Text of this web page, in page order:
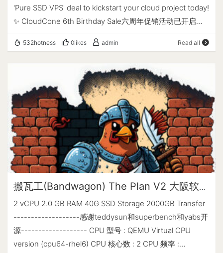
错, 非大陆优化线路, 适合做站源. ExtraVM 成立于2014年的
美国商家, 机房:新加坡/日本/美国/悉尼/英国/法国, 带DDOS
成立于2012年的韩国主机商, SK线路, 最低$19/月. 稳定性不
站(访问YouTube比较慢). 另外, 韩国到国际基本会走日本/香
港. iON Cloud Krypt于2019年成立的子站, 有7个数据中心.
三网优化线路有美国圣何塞/洛杉矶/新加坡, 圣何塞为CN2
GIA, 洛杉矶为CN2 GT, 新加坡为CN2. 价格较贵, 新加坡/圣
何塞最低$35/月 建站对比 如果服务的客户主要是中国大陆
客户, 尽量选距离中国近的数据中心(香港/日本/韩国/新加
坡), 线路尽量CN2 GIA/CTGNet GIA/9929的线路. 如果是是
针对国外客户建站(比如外贸业务), 尽量选择当地的数据中心
的VPS购买, 其次再考虑与中国的互联. 如果是打算套
Cloudflare建站, VPS选哪个地区都还行(延迟都不会太低),
但是Cloudflare的CDN节点中国大陆有时会打不开. 到大陆
综合延迟(三网优化线路): 香港/日本/韩国/(50-70ms), 新加
坡(80ms, 新加坡一般要走香港), 俄罗斯(约130-150ms), 澳
洲(澳大利亚/悉尼, 约160ms), 美国(洛杉矶/圣何塞, 约160-
'Pure SSD VPS' deal to kickstart your cloud project today!
✨ CloudCone 6th Birthday Sale六周年促销活动已开启，
$21.21起，均为纯SSD RAID 10存储，适合建站、学习和备
时计费。 CloudCone 官网 https://cloudcone.com/ 活动套
餐 活动链接：https://hello.cloudcone.com/2023-
cloudcone-turns-6/ 购买链接已含优惠码：6BDAY，可直
接点击购买。 CPU 内存 硬盘 IP地址 宽带 流量 价格 购买链
接 2 vCPU 1G 30G SSD 1*IPv4+3*IPv6 1Gbps 1T/月
$21.21/年 点击购买 2 vCPU 2G 60G SSD 1*IPv4+3*IPv6
1Gbps 2T/月 $38.07/年 点击购买 4 vCPU 4G 120G SSD
1*IPv4+3*IPv6 1Gbps 4T/月 $71.27/年 点击购买 8 vCPU
8G 240G SSD 1*IPv4+3*IPv6 1Gbps 7T/月 $140.37/年 点
Looking Glass: http://la.lg.cloudc.one Status
Page: https://status.cloudcone.com/ 补充说明 开出来的IP
不保证中国大陆一定可用(IP联通性检查)如果IP不通有以下
两种办法解决： 1、马上销毁实例重开(有疑问请看退款策
532hotness 0likes admin Read all
搬瓦工(Bandwagon) The Plan V2 大阪软银
机房评测
2 vCPU 2.0 GB RAM 40G SSD Storage 2000GB Transfer
-------------------感谢teddysun和superbench和yabs开
源------------------- CPU 型号 : QEMU Virtual CPU
version (cpu64-rhel6) CPU 核心数 : 2 CPU 频率 :